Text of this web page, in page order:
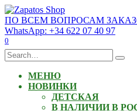
Skip
to
content
ПО ВСЕМ ВОПРОСАМ
WhatsApp: +34 622 07 40 97
0
Search
for:
МЕНЮ
НОВИНКИ
ДЕТСКАЯ
В НАЛИЧИИ В